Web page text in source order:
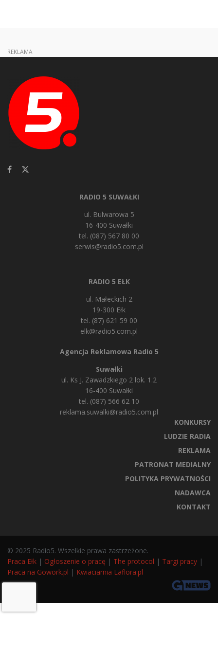
REKLAMA
RADIO 5 SUWAŁKI
ul. Bulwarowa 5
16-400 Suwałki
tel. (087) 567 80 00
serwis@radio5.com.pl
RADIO 5 EŁK
ul. Małeckich 2
19-300 Ełk
tel. (87) 621 59 00
elk@radio5.com.pl
Agencja Reklamowa Radio 5
Suwałki
ul. Ks J. Zawadzkiego 2 lok. 1.2
16-400 Suwałki
tel. (087) 566 62 10
reklama.suwalki@radio5.com.pl
KONKURSY
LUDZIE RADIA
REKLAMA
PATRONAT MEDIALNY
POLITYKA PRYWATNOŚCI
NADAWCA
KONTAKT
© 2025 Radio5. Wszelkie prawa zastrzeżone.
Praca Ełk | Ogłoszenie o pracę | The protocol | Targi pracy |
Praca na Gowork.pl | Kwiaciarnia Laflora.pl